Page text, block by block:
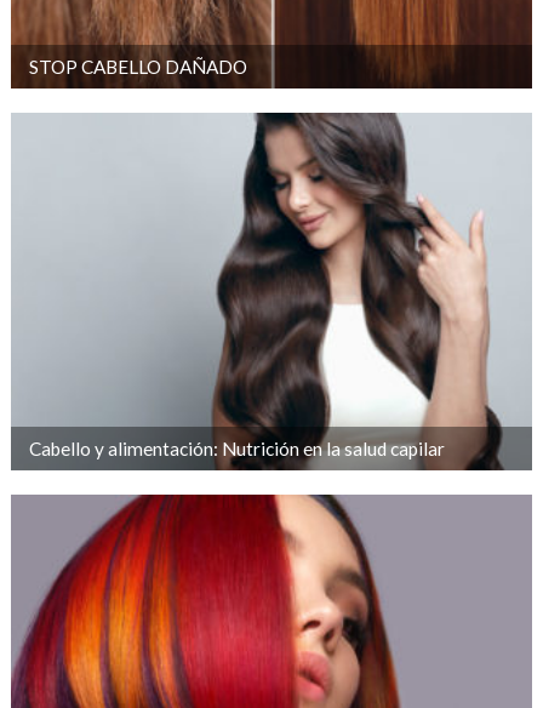
STOP CABELLO DAÑADO
Cabello y alimentación: Nutrición en la salud capilar